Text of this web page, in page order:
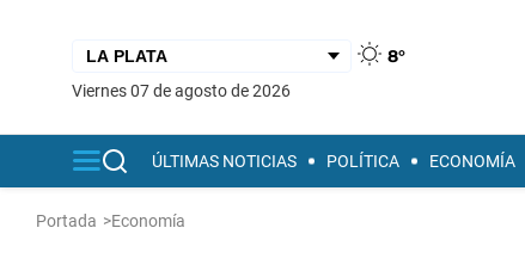
8°
viernes 07 de agosto de 2026
ÚLTIMAS NOTICIAS POLÍTICA ECONOMÍA
Portada >Economía